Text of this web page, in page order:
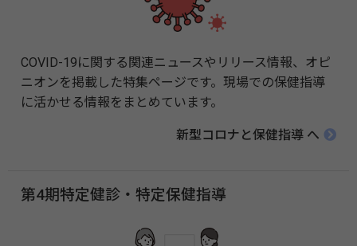
COVID-19に関する関連ニュースやリリース情報、オピ
ニオンを掲載した特集ページです。現場での保健指導
に活かせる情報をまとめています。
新型コロナと保健指導 へ
第4期特定健診・特定保健指導